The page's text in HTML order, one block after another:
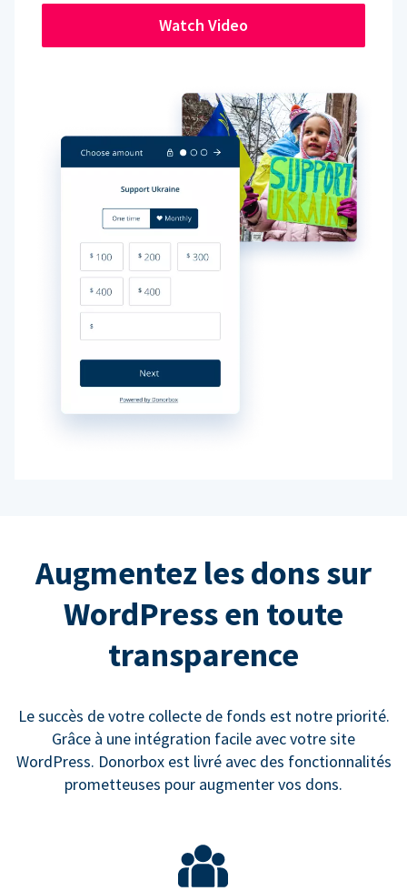
Watch Video
Augmentez les dons sur
WordPress en toute
transparence
Le succès de votre collecte de fonds est notre priorité.
Grâce à une intégration facile avec votre site
WordPress. Donorbox est livré avec des fonctionnalités
prometteuses pour augmenter vos dons.